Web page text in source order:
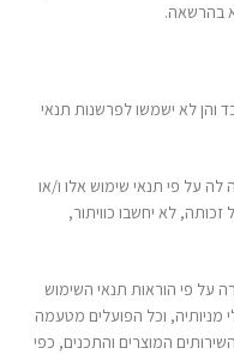
בהרשאה.
והן לא ישמשו לפרשנות תנאי
לה על פי תנאי שימוש אלו ו/או
לא יחשבו כוויתור,
על פי הוראות תנאי השימוש
מניותיה, וכל הפועלים מטעמה
המוצרים והתכנים, כפי